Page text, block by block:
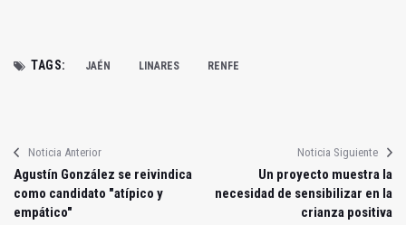
TAGS: JAÉN LINARES RENFE
Noticia Anterior
Agustín González se reivindica
como candidato "atípico y
empático"
Noticia Siguiente
Un proyecto muestra la
necesidad de sensibilizar en la
crianza positiva